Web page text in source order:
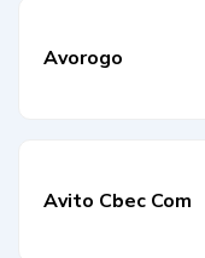
Avorogo
Avito Cbec Com